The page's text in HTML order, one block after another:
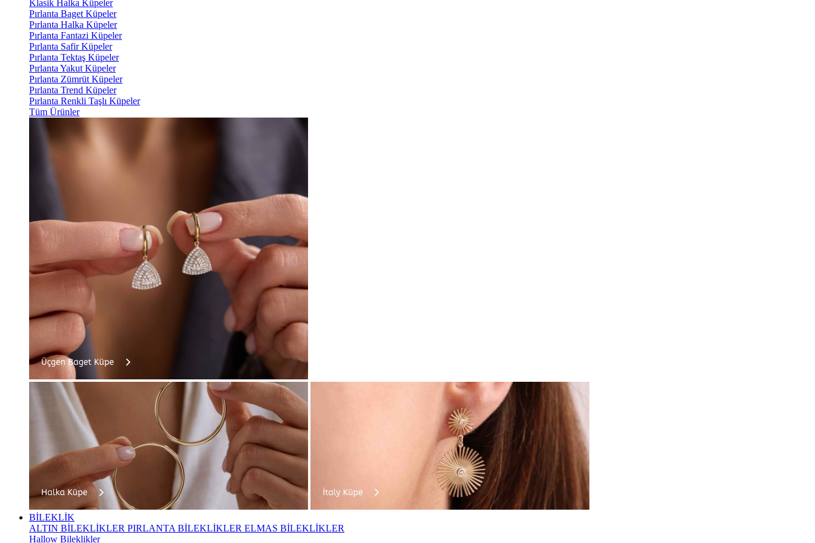
Klasik Halka Küpeler
Pırlanta Baget Küpeler
Pırlanta Halka Küpeler
Pırlanta Fantazi Küpeler
Pırlanta Safir Küpeler
Pırlanta Tektaş Küpeler
Pırlanta Yakut Küpeler
Pırlanta Zümrüt Küpeler
Pırlanta Trend Küpeler
Pırlanta Renkli Taşlı Küpeler
Tüm Ürünler
BİLEKLİK
ALTIN BİLEKLİKLER PIRLANTA BİLEKLİKLER ELMAS BİLEKLİKLER
Hallow Bileklikler